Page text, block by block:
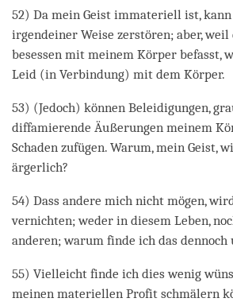
52) Da mein Geist immateriell ist,
irgendeiner Weise zerstören; aber, weil
besessen mit meinem Körper befasst,
Leid (in Verbindung) mit dem Körper.
53) (Jedoch) können Beleidigungen,
diffamierende Äußerungen meinem
Schaden zufügen. Warum, mein Geist,
ärgerlich?
54) Dass andere mich nicht mögen,
vernichten; weder in diesem Leben,
anderen; warum finde ich das dennoch
55) Vielleicht finde ich dies wenig
meinen materiellen Profit schmälern